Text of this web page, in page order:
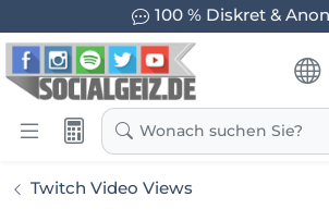
100 % Diskret &
Wonach suchen Sie?
Twitch Video Views